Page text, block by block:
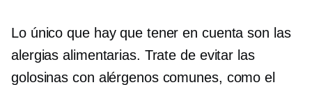
Lo único que hay que tener en cuenta son las
alergias alimentarias. Trate de evitar las
golosinas con alérgenos comunes, como el